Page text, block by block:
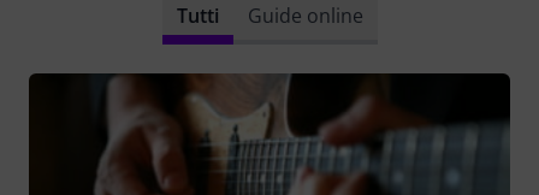
Tutti Guide online